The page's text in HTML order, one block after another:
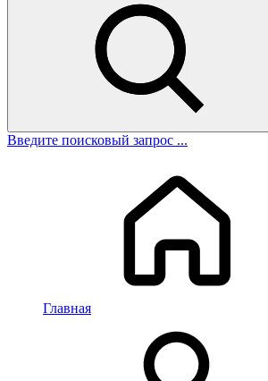
Введите поисковый запрос ...
Главная